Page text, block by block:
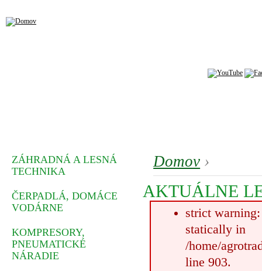
Domov ›
AKTUÁLNE
strict
statically in
/home/
line 903.
ZÁHRADNÁ A LESNÁ
TECHNIKA
ČERPADLÁ, DOMÁCE
VODÁRNE
KOMPRESORY,
PNEUMATICKÉ
NÁRADIE